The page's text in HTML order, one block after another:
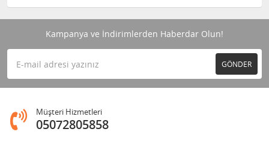
Kampanya ve İndirimlerden Haberdar Olun!
GÖNDER
Müşteri Hizmetleri
05072805858